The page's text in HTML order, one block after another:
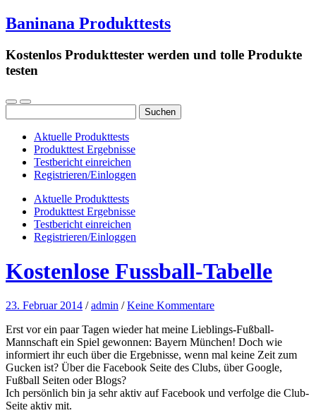
Baninana Produkttests
Kostenlos Produkttester werden und tolle Produkte
testen
nach:
Aktuelle Produkttests
Produkttest Ergebnisse
Testbericht einreichen
Registrieren/Einloggen
Aktuelle Produkttests
Produkttest Ergebnisse
Testbericht einreichen
Registrieren/Einloggen
Kostenlose Fussball-Tabelle
23. Februar 2014 /admin /Keine Kommentare
Erst vor ein paar Tagen wieder hat meine Lieblings-Fußball-
Mannschaft ein Spiel gewonnen: Bayern München! Doch wie
informiert ihr euch über die Ergebnisse, wenn mal keine Zeit zum
Gucken ist? Über die Facebook Seite des Clubs, über Google,
Fußball Seiten oder Blogs?
Ich persönlich bin ja sehr aktiv auf Facebook und verfolge die Club-
Seite aktiv mit.